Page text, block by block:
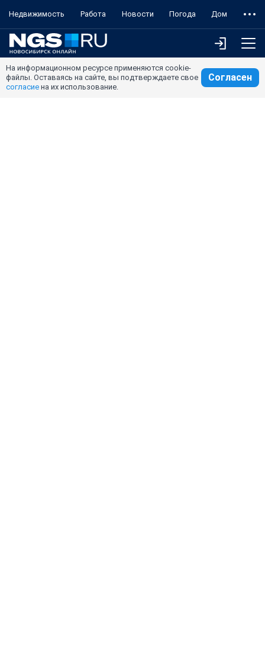
Недвижимость Работа Новости Погода Дом
На информационном ресурсе применяются cookie-
файлы. Оставаясь на сайте, вы подтверждаете свое
согласие на их использование.
Согласен